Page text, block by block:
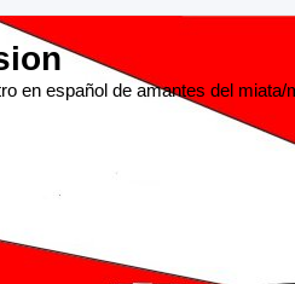
en español de amantes del miata/